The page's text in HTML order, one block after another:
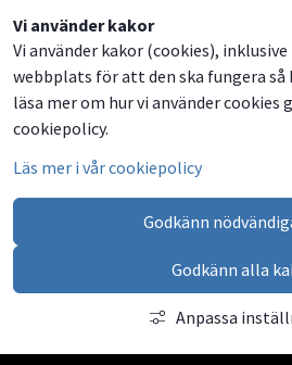
Vi använder kakor
Vi använder kakor (cookies),
webbplats för att den ska fungera så
läsa mer om hur vi använder cookies
cookiepolicy.
Läs mer i vår cookiepolicy
Godkänn
Godkänn alla
Anpassa
Dela
på
Facebook
Dela
på
Twitter
Dela
på
LinkedIn
Dela
via
email
Besök
oss
på
Facebook